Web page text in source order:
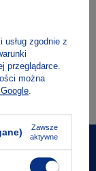
zgodnie z
przeglądarce.
można
Zawsze
aktywne